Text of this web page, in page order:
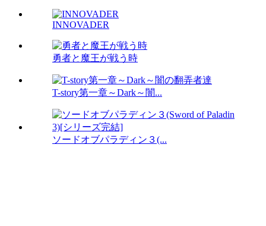
INNOVADER
勇者と魔王が戦う時
T-story第一章～Dark～闇...
ソードオブパラディン３(...